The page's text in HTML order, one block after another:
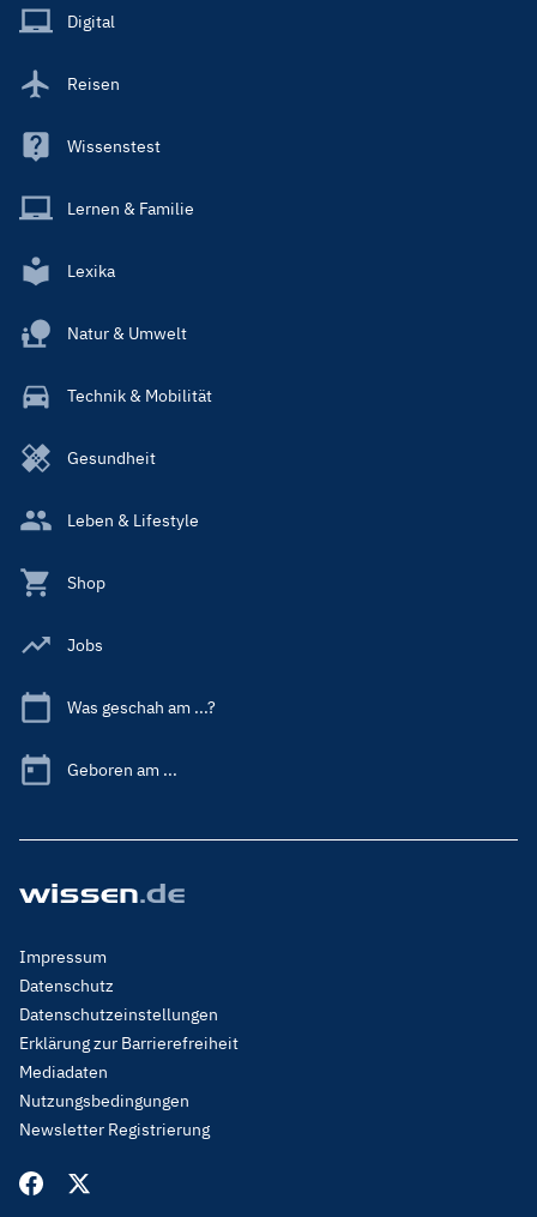
Main
Digital
Reisen
Wissenstest
Lernen & Familie
Lexika
Natur & Umwelt
Technik & Mobilität
Gesundheit
Leben & Lifestyle
Shop
Jobs
Was geschah am ...?
Geboren am ...
Footer
Menu
Legal
Impressum
Datenschutz
Datenschutzeinstellungen
Erklärung zur Barrierefreiheit
Mediadaten
Nutzungsbedingungen
Newsletter Registrierung